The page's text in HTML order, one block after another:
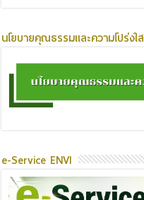
นโยบายคุณธรรมและความโปร่งใส
e-Service ENVI